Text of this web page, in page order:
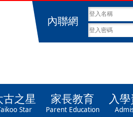
內聯網
古之星
Star
家長教育
Parent Education
入